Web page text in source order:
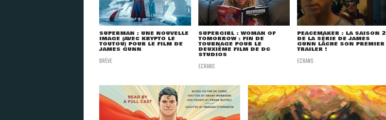
SUPERMAN : UNE NOUVELLE
IMAGE (AVEC KRYPTO LE
TOUTOU) POUR LE FILM DE
JAMES GUNN
BRÈVE
SUPERGIRL : WOMAN OF
TOMORROW : FIN DE
TOURNAGE POUR LE
DEUXIÈME FILM DE DC
STUDIOS
ECRANS
PEACEMAKER : LA SAISON 2
DE LA SÉRIE DE JAMES
GUNN LÂCHE SON PREMIER
TRAILER !
ECRANS